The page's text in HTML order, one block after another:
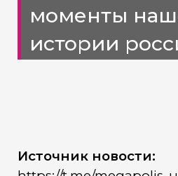
моменты
истории
Источник новости: